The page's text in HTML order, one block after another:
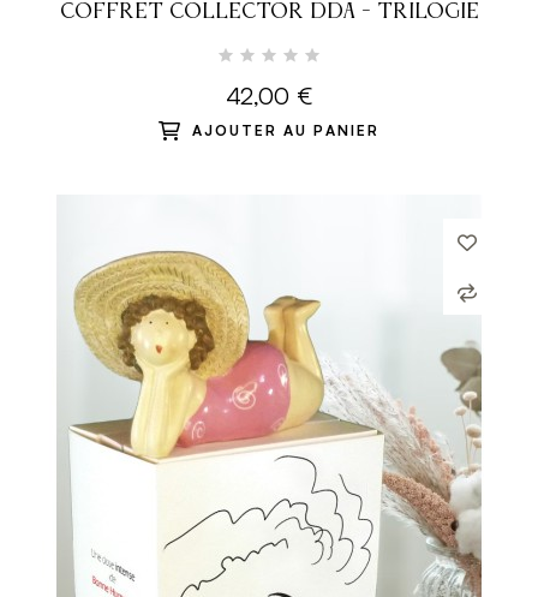
COFFRET COLLECTOR DDA - TRILOGIE
42,00 €
AJOUTER AU PANIER